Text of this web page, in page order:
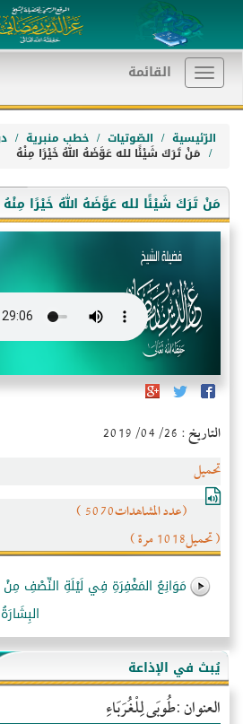
Toggle
navigation
القائمة
الرّئيسية الصّوتيات خطب منبرية
مَنْ تَرَكَ شَيْئًا لله عَوَّضَهُ اللهُ خَيْرًا مِنْهُ
مَنْ تَرَكَ شَيْئًا لله عَوَّضَهُ اللهُ خَيْرًا مِنْهُ
التاريخ : 2019/04/26
تحميل
(عدد المشاهدات5070 )
( تحميل1018 مرة )
مَوَانِعُ المَغْفِرَةِ فِي لَيْلَةِ النِّصْفِ
يُبث في الإذاعة
العنوان :طُوبَى لِلْغُرَبَاءِ